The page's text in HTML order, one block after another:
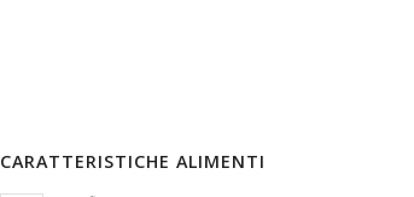
CARATTERISTICHE ALIMENTI